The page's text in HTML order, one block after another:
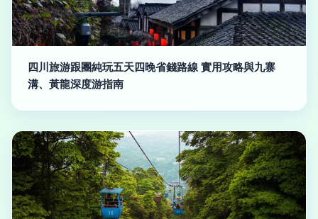
四川旅游跟團純玩五天四晚省錢路線 實用攻略與九寨
溝、黃龍深度游指南